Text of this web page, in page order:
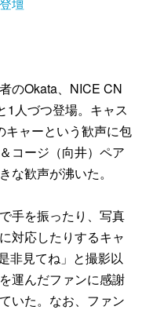
のOkata、NICE CN
1人づつ登場。キャス
キャーという歓声に包
コージ（向井）ペア
な歓声が沸いた。
手を振ったり、写真
対応したりするキャ
非見てね」と撮影以
運んだファンに感謝
いた。なお、ファン